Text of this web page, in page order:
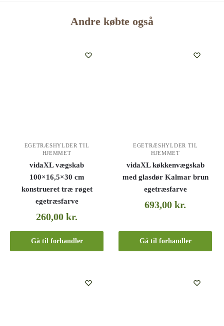
Andre købte også
EGETRÆSHYLDER TIL
HJEMMET
vidaXL vægskab
100×16,5×30 cm
konstrueret træ røget
egetræsfarve
260,00kr.
Gå til forhandler
EGETRÆSHYLDER TIL
HJEMMET
vidaXL køkkenvægskab
med glasdør Kalmar brun
egetræsfarve
693,00kr.
Gå til forhandler